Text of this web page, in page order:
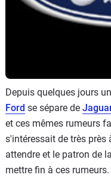
Marques
Depuis quelques jours
Ford se sépare de
et ces mêmes rumeurs
s'intéressait de très
attendre et le patron de
mettre fin à ces rumeurs.